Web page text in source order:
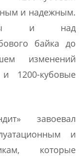
и надежным.
и над
байка до
изменений
1200-кубовые
завоевал
и
которые